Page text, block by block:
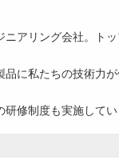
ニアリング会社。ト
に私たちの技術力が
修制度も実施してい